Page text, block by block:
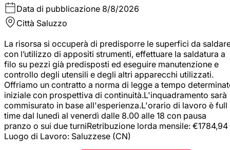
Data di pubblicazione 8/8/2026
Città Saluzzo
La risorsa si occuperà di predisporre le superfici da
con l’utilizzo di appositi strumenti, effettuare la saldatura a
filo su pezzi già predisposti ed eseguire manutenzione e
controllo degli utensili e degli altri apparecchi utilizzati.
Offriamo un contratto a norma di legge a tempo
iniziale con prospettiva di continuità.L'inquadramento sarà
commisurato in base all'esperienza.L'orario di lavoro è full
time dal lunedì al venerdì dalle 8.00 alle 18 con pausa
pranzo o sui due turniRetribuzione lorda mensile: €1784,94
Luogo di Lavoro: Saluzzese (CN)